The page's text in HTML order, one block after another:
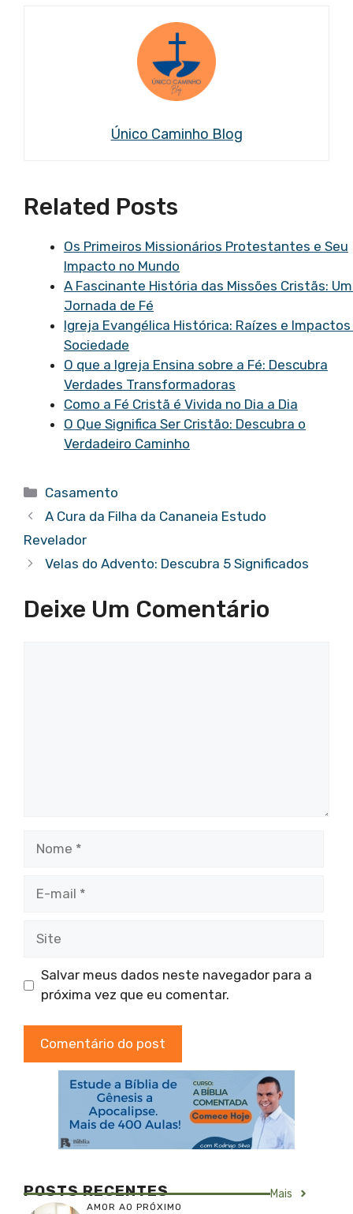
Único Caminho Blog
Related Posts
Os Primeiros Missionários Protestantes e Seu
Impacto no Mundo
A Fascinante História das Missões Cristãs:
Jornada de Fé
Igreja Evangélica Histórica: Raízes e
Sociedade
O que a Igreja Ensina sobre a Fé: Descubra
Verdades Transformadoras
Como a Fé Cristã é Vivida no Dia a Dia
O Que Significa Ser Cristão: Descubra o
Verdadeiro Caminho
Categorias
Casamento
A Cura da Filha da Cananeia Estudo
Revelador
Velas do Advento: Descubra 5 Significados
Deixe Um Comentário
Salvar meus dados neste navegador para a
próxima vez que eu comentar.
POSTS RECENTES Mais
AMOR AO PRÓXIMO